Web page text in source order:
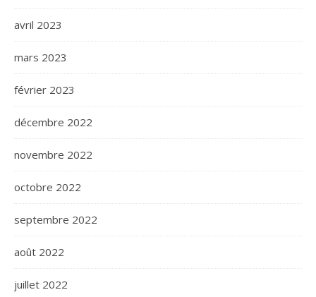
avril 2023
mars 2023
février 2023
décembre 2022
novembre 2022
octobre 2022
septembre 2022
août 2022
juillet 2022